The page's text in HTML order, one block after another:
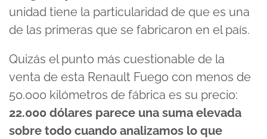
unidad tiene la particularidad de que es una
de las primeras que se fabricaron en el país.
Quizás el punto más cuestionable de la
venta de esta Renault Fuego con menos de
50.000 kilómetros de fábrica es su precio:
22.000 dólares parece una suma elevada
sobre todo cuando analizamos lo que